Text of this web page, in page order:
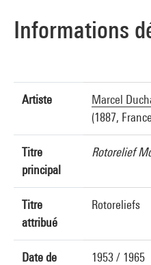
Informations
Artiste
Marcel
(1887,
Titre
principal
Rotorelief
Titre
attribué
Rotoreliefs
Date de
1953 / 1965